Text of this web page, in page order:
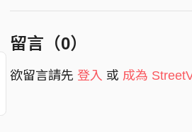
留言（0）
欲留言請先 登入 或 成為